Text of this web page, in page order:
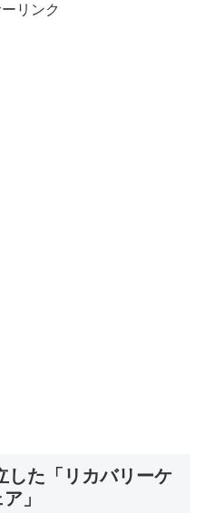
リンク
した「リカバリーケ
」